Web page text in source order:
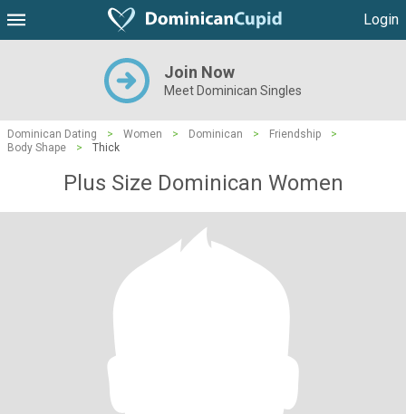
Login
Join Now
Meet Dominican Singles
Dominican Dating > Women > Dominican > Friendship
>
Body Shape
> Thick
Plus Size Dominican Women